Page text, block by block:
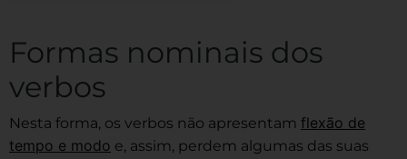
Formas nominais dos
verbos
Nesta forma, os verbos não apresentam flexão de
tempo e modo e, assim, perdem algumas das suas